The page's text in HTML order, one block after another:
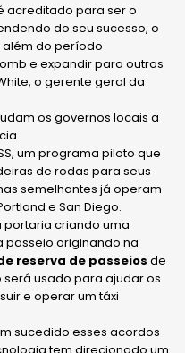
acreditado para ser o
do seu sucesso, o
do período
e expandir para outros
o gerente geral da
os governos locais a
um programa piloto que
de rodas para seus
semelhantes já operam
e San Diego.
portaria criando uma
passeio originando na
reserva de passeios de
usado para ajudar os
e operar um táxi
sucedido esses acordos